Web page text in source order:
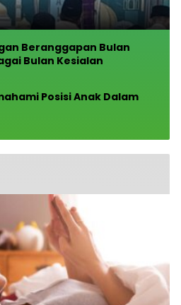
Beranggapan Bulan
Bulan Kesialan
Posisi Anak Dalam